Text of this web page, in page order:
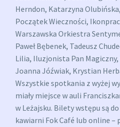
Herndon, Katarzyna Olubińska
Początek Wieczności,
Warszawska Orkiestra
Paweł Bębenek, Tadeusz
Lilia, Iluzjonista Pan Magiczny
Joanna Jóźwiak, Krystian
Wszystkie spotkania z wyżej
miały miejsce w auli
w Leżajsku. Bilety wstępu są
kawiarni Fok Café lub online –